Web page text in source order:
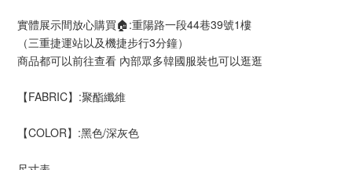
實體展示間放心購買🏠:重陽路一段44巷39號1樓
（三重捷運站以及機捷步行3分鐘）
商品都可以前往查看 內部眾多韓國服裝也可以逛逛
【FABRIC】:聚酯纖維
【COLOR】:黑色/深灰色